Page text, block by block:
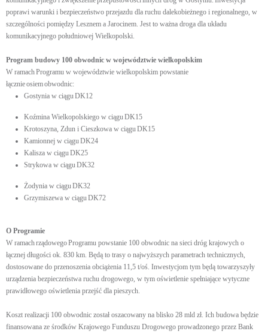
poprawi warunki i bezpieczeństwo przejazdu dla ruchu dalekobieżnego i regionalnego, w
szczególności pomiędzy Lesznem a Jarocinem. Jest to ważna droga dla układu
komunikacyjnego południowej Wielkopolski.
Program budowy 100 obwodnic w województwie wielkopolskim
W ramach Programu w województwie wielkopolskim powstanie
łącznie osiem obwodnic:
Gostynia w ciągu DK12
Koźmina Wielkopolskiego w ciągu DK15
Krotoszyna, Zdun i Cieszkowa w ciągu DK15
Kamionnej w ciągu DK24
Kalisza w ciągu DK25
Strykowa w ciągu DK32
Żodynia w ciągu DK32
Grzymiszewa w ciągu DK72
O Programie
W ramach rządowego Programu powstanie 100 obwodnic na sieci dróg krajowych o
łącznej długości ok. 830 km. Będą to trasy o najwyższych parametrach technicznych,
dostosowane do przenoszenia obciążenia 11,5 t/oś. Inwestycjom tym będą towarzyszyły
urządzenia bezpieczeństwa ruchu drogowego, w tym oświetlenie spełniające wytyczne
prawidłowego oświetlenia przejść dla pieszych.
Koszt realizacji 100 obwodnic został oszacowany na blisko 28 mld zł. Ich budowa będzie
finansowana ze środków Krajowego Funduszu Drogowego prowadzonego przez Bank